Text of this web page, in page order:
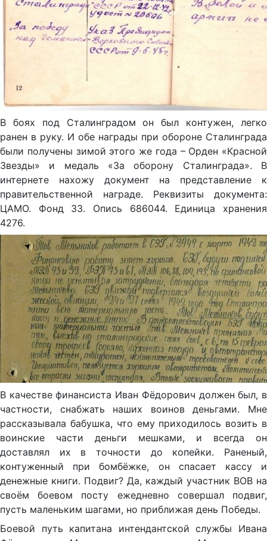
В боях под Сталинградом он был контужен, легко
ранен в руку. И обе награды при обороне Сталинграда
были получены зимой этого же года – Орден «Красной
Звезды» и медаль «За оборону Сталинграда». В
интернете нахожу документ на представление к
правительственной награде. Реквизиты документа:
ЦАМО. Фонд 33. Опись 686044. Единица хранения
4276.
В качестве финансиста Иван Фёдорович должен был, в
частности, снабжать наших воинов деньгами. Мне
рассказывала бабушка, что ему приходилось возить в
воинские части деньги мешками, и всегда он
доставлял их в точности до копейки. Раненый,
контуженный при бомбёжке, он спасает кассу и
денежные книги. Подвиг? Да, каждый участник ВОВ на
своём боевом посту ежедневно совершал подвиг,
пусть маленьким шагами, но приближая день Победы.
Боевой путь капитана интендантской службы Ивана